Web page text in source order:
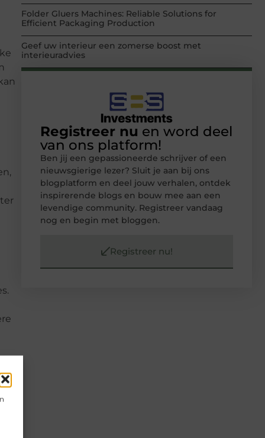
Folder Gluers Machines: Reliable Solutions for
Efficient Packaging Production
Geef uw interieur een zomerse boost met
interieuradvies
Registreer nu en word deel
van ons platform!
Ben jij een gepassioneerde schrijver of een
nieuwsgierige lezer? Sluit je aan bij ons
blogplatform en deel jouw verhalen, ontdek
inspirerende blogs en bouw mee aan een
levendige community. Registreer vandaag
nog en begin met bloggen.
Registreer nu!